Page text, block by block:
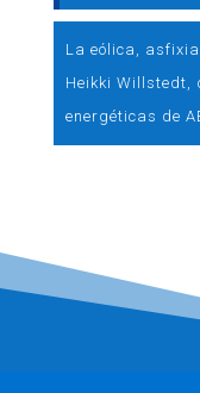
La eólica,
Heikki Willstedt,
energéticas de